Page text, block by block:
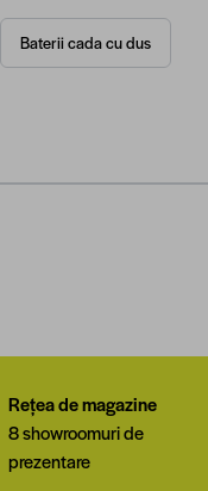
Baterii cada cu dus
Rețea de magazine
8 showroomuri de
prezentare